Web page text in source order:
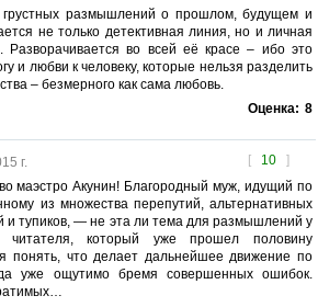
размышлений о прошлом, будущем и
не только детективная линия, но и личная
Разворачивается во всей её красе – ибо это
и любви к человеку, которые нельзя разделить
– безмерного как сама любовь.
Оценка: 8
[ 10 ]
г.
маэстро Акунин! Благородный муж, идущий по
из множества перепутий, альтернативных
и тупиков, — не эта ли тема для размышлений у
который уже прошел половину
понять, что делает дальнейшее движение по
уже ощутимо бремя совершенных ошибок.